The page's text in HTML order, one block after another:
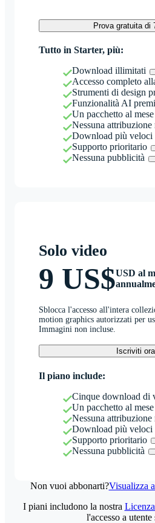
Prova gratuita di
Tutto in Starter, più:
Download illimitati
Accesso completo
Strumenti di design
Funzionalità AI
Un pacchetto al mese
Nessuna attribuzione
Download più veloci
Supporto prioritario
Nessuna pubblicità
Solo video
9 US$USD al
Sblocca l'accesso all'intera
motion graphics autorizzati per
Immagini non incluse.
Iscriviti ora
Il piano include:
Cinque download di
Un pacchetto al mese
Nessuna attribuzione
Download più veloci
Supporto prioritario
Nessuna pubblicità
Non vuoi abbonarti?Visualizza
I piani includono la nostra
l'accesso a